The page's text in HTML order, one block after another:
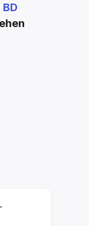
BD